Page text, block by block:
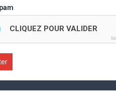
CLIQUEZ POUR VALIDER